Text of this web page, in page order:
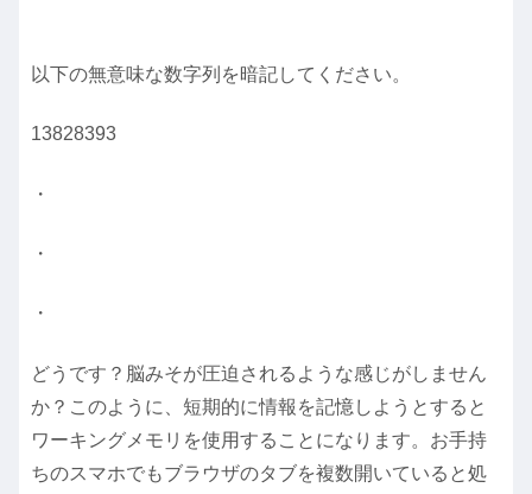
以下の無意味な数字列を暗記してください。
13828393
・
・
・
どうです？脳みそが圧迫されるような感じがしません
か？このように、短期的に情報を記憶しようとすると
ワーキングメモリを使用することになります。お手持
ちのスマホでもブラウザのタブを複数開いていると処